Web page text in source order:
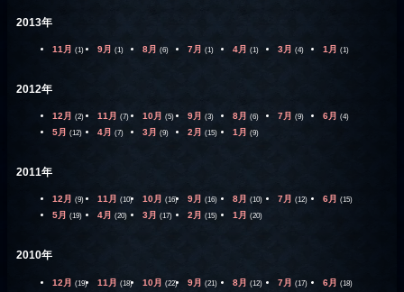
2013年
11月 (1) 9月 (1) 8月 (6) 7月 (1) 4月 (1) 3月 (4) 1月 (1)
2012年
12月 (2) 11月 (7) 10月 (5) 9月 (3) 8月 (6) 7月 (9) 6月 (4)
5月 (12) 4月 (7) 3月 (9) 2月 (15) 1月 (9)
2011年
12月 (9) 11月 (10) 10月 (16) 9月 (16) 8月 (10) 7月 (12) 6月 (15)
5月 (19) 4月 (20) 3月 (17) 2月 (15) 1月 (20)
2010年
12月 (19) 11月 (18) 10月 (22) 9月 (21) 8月 (12) 7月 (17) 6月 (18)